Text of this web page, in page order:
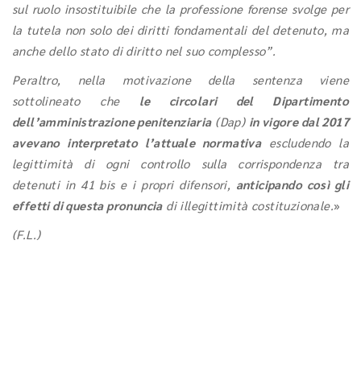
sul ruolo insostituibile che la professione forense svolge per
la tutela non solo dei diritti fondamentali del detenuto, ma
anche dello stato di diritto nel suo complesso”.
Peraltro, nella motivazione della sentenza viene
sottolineato che le circolari del Dipartimento
dell’amministrazione penitenziaria(Dap) in vigore dal 2017
avevano interpretato l’attuale normativaescludendo la
legittimità di ogni controllo sulla corrispondenza tra
detenuti in 41 bis e i propri difensori, anticipando così gli
effetti di questa pronunciadi illegittimità costituzionale.»
(F.L.)